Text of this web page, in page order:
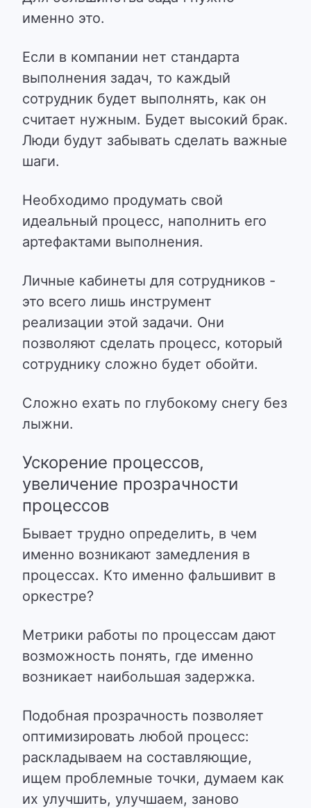
именно это.
Если в компании нет стандарта
выполнения задач, то каждый
сотрудник будет выполнять, как он
считает нужным. Будет высокий брак.
Люди будут забывать сделать важные
шаги.
Необходимо продумать свой
идеальный процесс, наполнить его
артефактами выполнения.
Личные кабинеты для сотрудников -
это всего лишь инструмент
реализации этой задачи. Они
позволяют сделать процесс, который
сотруднику сложно будет обойти.
Сложно ехать по глубокому снегу без
лыжни.
Ускорение процессов,
увеличение прозрачности
процессов
Бывает трудно определить, в чем
именно возникают замедления в
процессах. Кто именно фальшивит в
оркестре?
Метрики работы по процессам дают
возможность понять, где именно
возникает наибольшая задержка.
Подобная прозрачность позволяет
оптимизировать любой процесс:
раскладываем на составляющие,
ищем проблемные точки, думаем как
их улучшить, улучшаем, заново